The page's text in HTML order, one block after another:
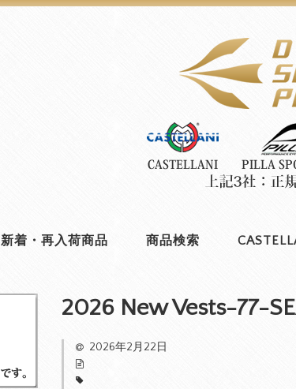
新着・再入荷商品 商品検索
2026 New Vests-77-
2026年2月22日